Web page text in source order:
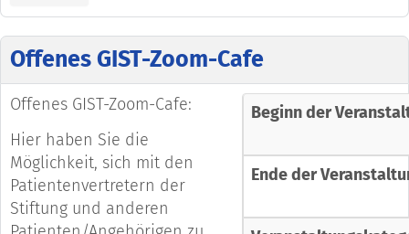
Offenes GIST-Zoom-Cafe
Offenes GIST-Zoom-Cafe:
Hier haben Sie die
Möglichkeit, sich mit den
Patientenvertretern der
Stiftung und anderen
Beginn der
Ende der